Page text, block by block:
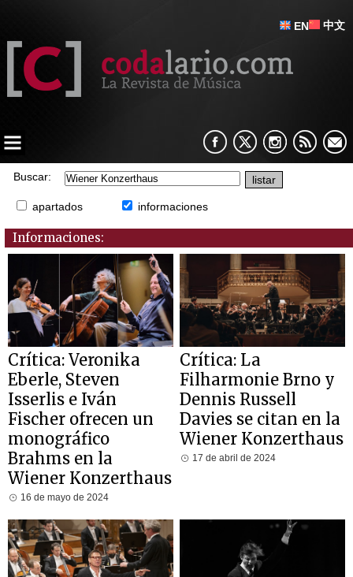
EN 中文
Buscar:
apartados informaciones
Informaciones:
Crítica: Veronika
Eberle, Steven
Isserlis e Iván
Fischer ofrecen un
monográfico
Brahms en la
Wiener Konzerthaus
16 de mayo de 2024
Crítica: La
Filharmonie Brno y
Dennis Russell
Davies se citan en la
Wiener Konzerthaus
17 de abril de 2024